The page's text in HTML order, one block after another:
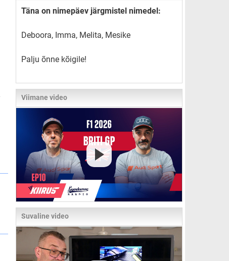
Täna on nimepäev järgmistel nimedel:
Deboora, Imma, Melita, Mesike
Palju õnne kõigile!
Viimane video
Suvaline video